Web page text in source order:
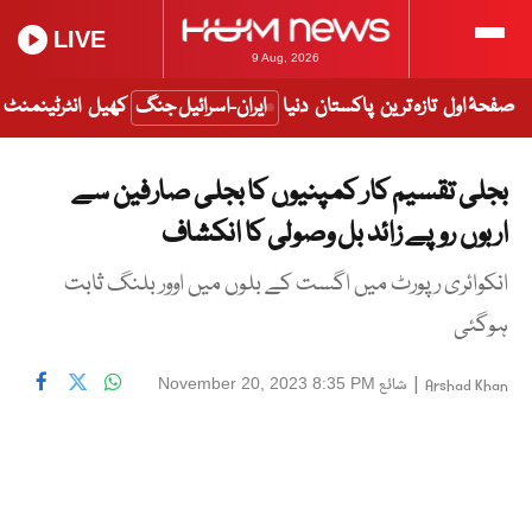
9 Aug, 2026
LIVE
صفحۂ اول تازہ ترین پاکستان دنیا ایران-اسرائیل جنگ کھیل انٹرٹینمنٹ
بجلی تقسیم کار کمپنیوں کا بجلی صارفین سے
اربوں روپے زائد بل وصولی کا انکشاف
انکوائری رپورٹ میں اگست کے بلوں میں اوور بلنگ ثابت
ہوگئی
Arshad Khan
| شائع November 20, 2023 8:35 PM